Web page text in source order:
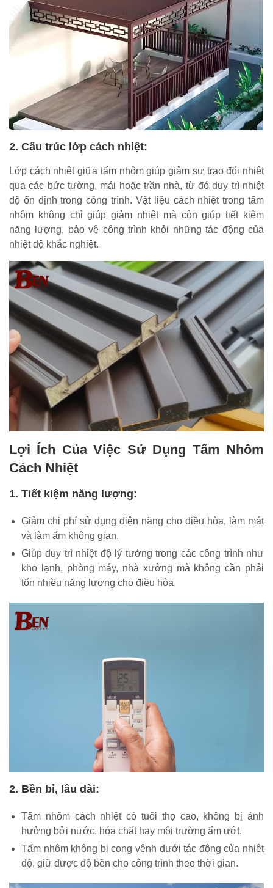
2. Cấu trúc lớp cách nhiệt:
Lớp cách nhiệt giữa tấm nhôm giúp giảm sự trao đổi nhiệt
qua các bức tường, mái hoặc trần nhà, từ đó duy trì nhiệt
độ ổn định trong công trình. Vật liệu cách nhiệt trong tấm
nhôm không chỉ giúp giảm nhiệt mà còn giúp tiết kiệm
năng lượng, bảo vệ công trình khỏi những tác động của
nhiệt độ khắc nghiệt.
Lợi Ích Của Việc Sử Dụng Tấm Nhôm
Cách Nhiệt
1. Tiết kiệm năng lượng:
Giảm chi phí sử dụng điện năng cho điều hòa, làm mát
và làm ấm không gian.
Giúp duy trì nhiệt độ lý tưởng trong các công trình như
kho lạnh, phòng máy, nhà xưởng mà không cần phải
tốn nhiều năng lượng cho điều hòa.
2. Bền bỉ, lâu dài:
Tấm nhôm cách nhiệt có tuổi thọ cao, không bị ảnh
hưởng bởi nước, hóa chất hay môi trường ẩm ướt.
Tấm nhôm không bị cong vênh dưới tác động của nhiệt
độ, giữ được độ bền cho công trình theo thời gian.